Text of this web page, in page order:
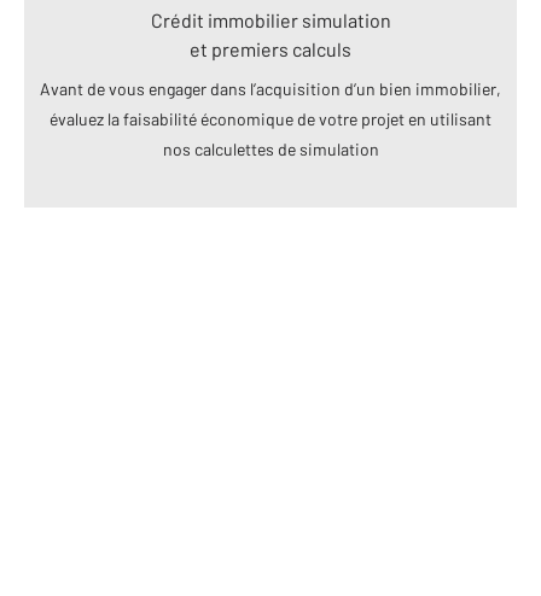
Crédit immobilier simulation
et premiers calculs
Avant de vous engager dans l’acquisition d’un bien immobilier,
évaluez la faisabilité économique de votre projet en utilisant
nos calculettes de simulation